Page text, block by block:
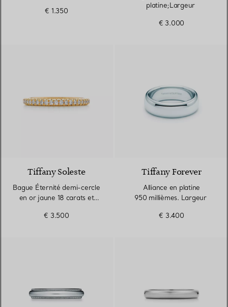
€ 1.350
platine;Largeur
€ 3.000
Tiffany Soleste
Bague Éternité demi-cercle
en or jaune 18 carats et
€ 3.500
Tiffany Forever
Alliance en platine
950 millièmes. Largeur
€ 3.400